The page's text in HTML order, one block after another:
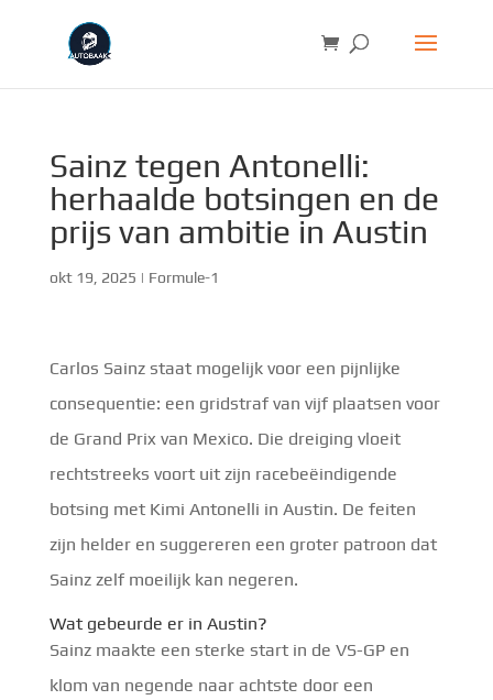
Sainz tegen Antonelli:
herhaalde botsingen en de
prijs van ambitie in Austin
okt 19, 2025 | Formule-1
Carlos Sainz staat mogelijk voor een pijnlijke
consequentie: een gridstraf van vijf plaatsen voor
de Grand Prix van Mexico. Die dreiging vloeit
rechtstreeks voort uit zijn racebeëindigende
botsing met Kimi Antonelli in Austin. De feiten
zijn helder en suggereren een groter patroon dat
Sainz zelf moeilijk kan negeren.
Wat gebeurde er in Austin?
Sainz maakte een sterke start in de VS-GP en
klom van negende naar achtste door een